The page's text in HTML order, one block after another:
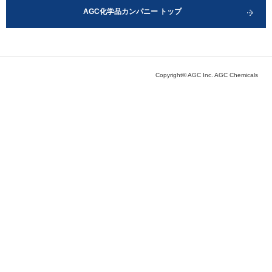
AGC化学品カンパニー トップ
Copyright© AGC Inc. AGC Chemicals